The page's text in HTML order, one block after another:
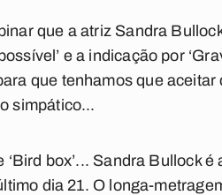
que a atriz Sandra
e a indicação por
que tenhamos que
simpático...
box’... Sandra Bullock
dia 21. O longa-